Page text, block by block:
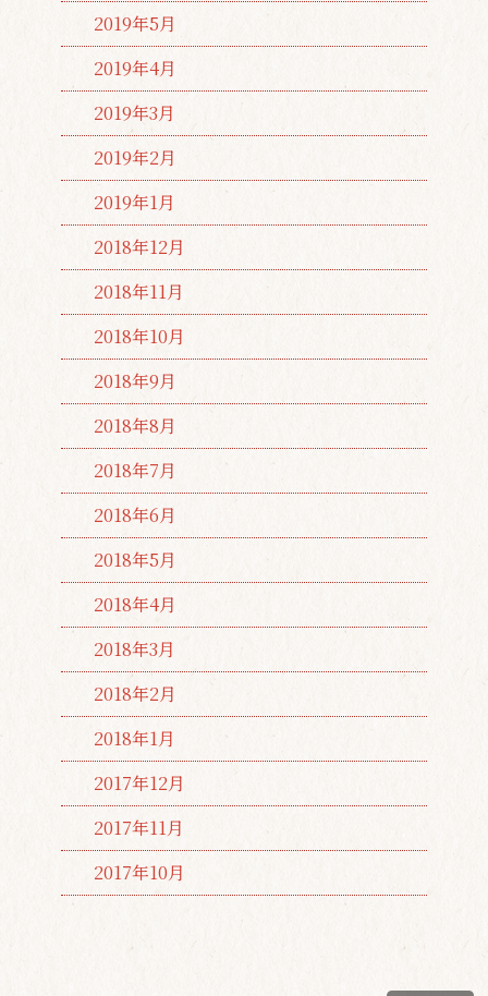
2019年5月
2019年4月
2019年3月
2019年2月
2019年1月
2018年12月
2018年11月
2018年10月
2018年9月
2018年8月
2018年7月
2018年6月
2018年5月
2018年4月
2018年3月
2018年2月
2018年1月
2017年12月
2017年11月
2017年10月